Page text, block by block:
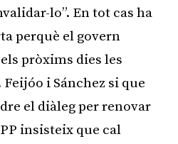
lo”. En tot cas ha
perquè el govern
pròxims dies les
i Sánchez si que
el diàleg per renovar
insisteix que cal